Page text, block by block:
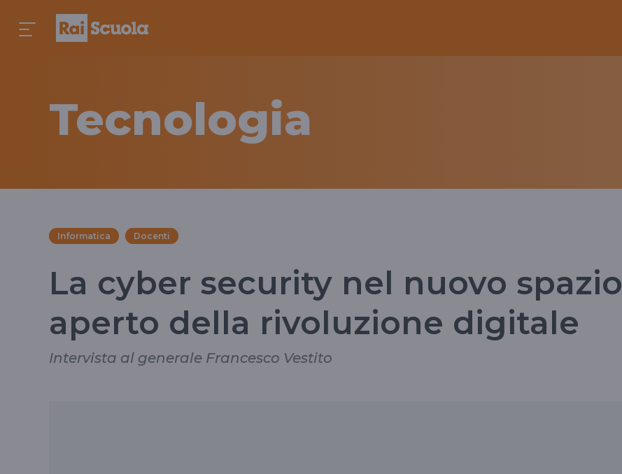
Tecnologia
Informatica Docenti
La cyber security nel nuovo spazio
aperto della rivoluzione digitale
Intervista al generale Francesco Vestito